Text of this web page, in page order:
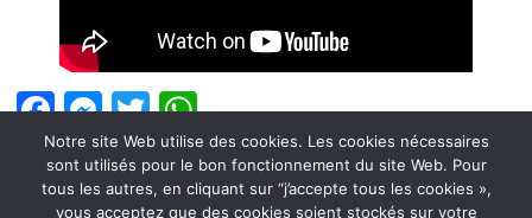
Facebook
Messenger
Twitter
WhatsApp
Étiquetéclub,enghien,nautisport
Notre site Web utilise des cookies. Les cookies nécessaires
sont utilisés pour le bon fonctionnement du site Web. Pour
tous les autres, en cliquant sur “j’accepte tous les cookies »,
vous acceptez que des cookies soient stockés sur votre